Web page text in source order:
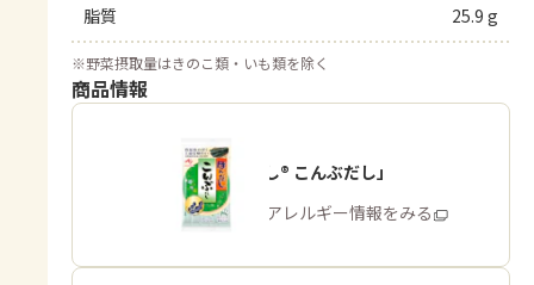
脂質 25.9 g
※野菜摂取量はきのこ類・いも類を除く
商品情報
「ほんだし® こんぶだし」
商品・アレルギー情報をみる